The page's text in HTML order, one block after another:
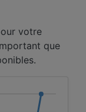
votre
que